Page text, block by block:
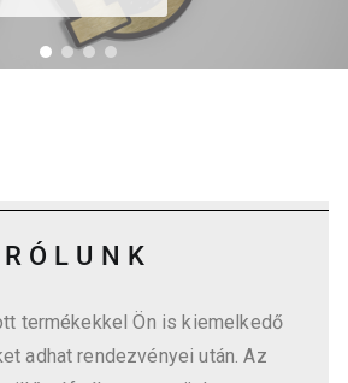
RÓLUNK
termékekkel Ön is kiemelkedő
adhat rendezvényei után. Az